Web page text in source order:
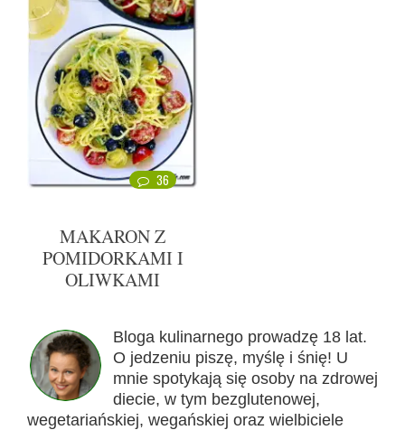
36
MAKARON Z
POMIDORKAMI I
OLIWKAMI
Bloga kulinarnego prowadzę 18 lat.
O jedzeniu piszę, myślę i śnię! U
mnie spotykają się osoby na zdrowej
diecie, w tym bezglutenowej,
wegetariańskiej, wegańskiej oraz wielbiciele